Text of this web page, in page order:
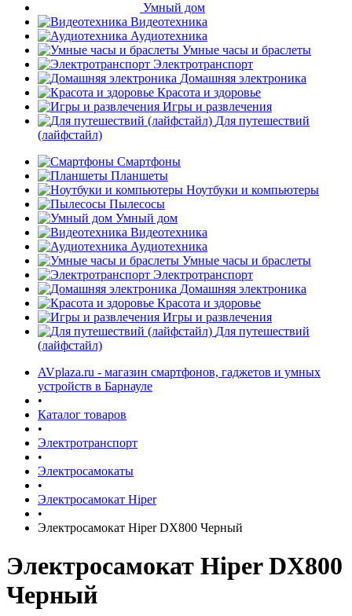
Умный дом
Видеотехника
Аудиотехника
Умные часы и браслеты
Электротранспорт
Домашняя электроника
Красота и здоровье
Игры и развлечения
Для путешествий
(лайфстайл)
Смартфоны
Планшеты
Ноутбуки и компьютеры
Пылесосы
Умный дом
Видеотехника
Аудиотехника
Умные часы и браслеты
Электротранспорт
Домашняя электроника
Красота и здоровье
Игры и развлечения
Для путешествий
(лайфстайл)
AVplaza.ru - магазин смартфонов, гаджетов и умных
устройств в Барнауле
•
Каталог товаров
•
Электротранспорт
•
Электросамокаты
•
Электросамокат Hiper
•
Электросамокат Hiper DX800 Черный
Электросамокат Hiper DX800
Черный
раз в 2 недели